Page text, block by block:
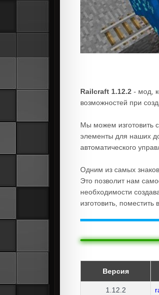
Railcraft 1.12.2 - мод,
возможностей при
Мы можем изготовить
элементы для наших
автоматического
Одним из самых
Это позволит нам
необходимости
изготовить, поместить
Версия
1.12.2